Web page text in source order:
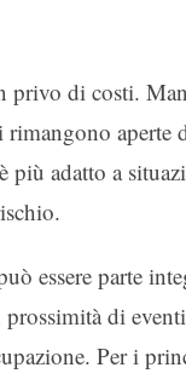
privo di costi.
adatto a
essere parte
di
Per i